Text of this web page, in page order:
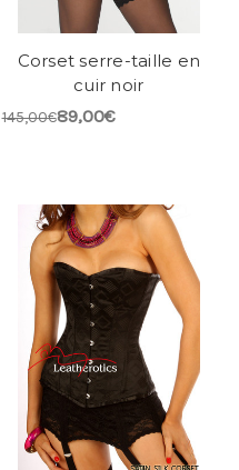
Corset serre-taille en
cuir noir
145,00€89,00€